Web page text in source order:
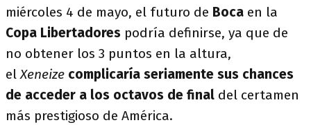
miércoles 4 de mayo, el futuro de Boca en la
Copa Libertadores podría definirse, ya que de
no obtener los 3 puntos en la altura,
elXeneize complicaría seriamente sus chances
de acceder a los octavos de final del certamen
más prestigioso de América.